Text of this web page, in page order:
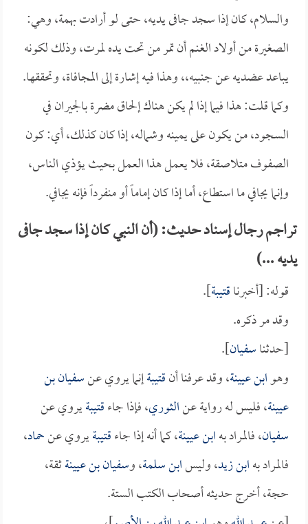
والسلام، كان إذا سجد جافى يديه، حتى لو أرادت بهمة، وهي:
الصغيرة من أولاد الغنم أن تمر من تحت يده لمرت، وذلك لكونه
يباعد عضديه عن جنبيه،، وهذا فيه إشارة إلى المجافاة، وتحققها.
وكما قلت: هذا فيما إذا لم يكن هناك إلحاق مضرة بالجيران في
السجود، من يكون على يمينه وشماله، إذا كان كذلك، أي: كون
الصفوف متلاصقة، فلا يعمل هذا العمل بحيث يؤذي الناس،
وإنما يجافي ما استطاع، أما إذا كان إماماً أو منفرداً فإنه يجافي.
تراجم رجال إسناد حديث: (أن النبي كان إذا سجد جافى
يديه ...)
قوله: [أخبرناقتيبة].
وقد مر ذكره.
[حدثناسفيان].
وهوابن عيينة، وقد عرفنا أنقتيبةإنما يروي عنسفيان بن
عيينة، فليس له رواية عنالثوري، فإذا جاءقتيبةيروي عن
سفيان، فالمراد بهابن عيينة، كما أنه إذا جاءقتيبةيروي عنحماد،
فالمراد بهابن زيد، وليسابن سلمة، وسفيان بن عيينةثقة،
حجة، أخرج حديثه أصحاب الكتب الستة.